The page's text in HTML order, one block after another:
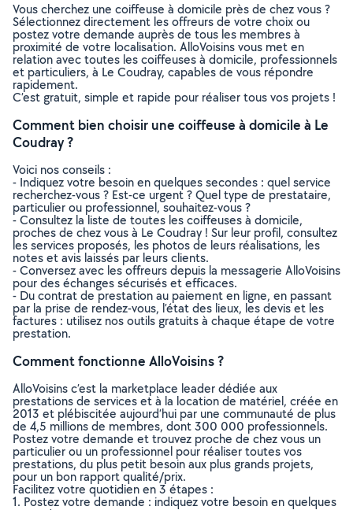
Vous cherchez une coiffeuse à domicile près de chez vous ?
Sélectionnez directement les offreurs de votre choix ou
postez votre demande auprès de tous les membres à
proximité de votre localisation. AlloVoisins vous met en
relation avec toutes les coiffeuses à domicile, professionnels
et particuliers, à Le Coudray, capables de vous répondre
rapidement.
C’est gratuit, simple et rapide pour réaliser tous vos projets !
Comment bien choisir une coiffeuse à domicile à Le
Coudray ?
Voici nos conseils :
- Indiquez votre besoin en quelques secondes : quel service
recherchez-vous ? Est-ce urgent ? Quel type de prestataire,
particulier ou professionnel, souhaitez-vous ?
- Consultez la liste de toutes les coiffeuses à domicile,
proches de chez vous à Le Coudray ! Sur leur profil, consultez
les services proposés, les photos de leurs réalisations, les
notes et avis laissés par leurs clients.
- Conversez avec les offreurs depuis la messagerie AlloVoisins
pour des échanges sécurisés et efficaces.
- Du contrat de prestation au paiement en ligne, en passant
par la prise de rendez-vous, l’état des lieux, les devis et les
factures : utilisez nos outils gratuits à chaque étape de votre
prestation.
Comment fonctionne AlloVoisins ?
AlloVoisins c’est la marketplace leader dédiée aux
prestations de services et à la location de matériel, créée en
2013 et plébiscitée aujourd’hui par une communauté de plus
de 4,5 millions de membres, dont 300 000 professionnels.
Postez votre demande et trouvez proche de chez vous un
particulier ou un professionnel pour réaliser toutes vos
prestations, du plus petit besoin aux plus grands projets,
pour un bon rapport qualité/prix.
Facilitez votre quotidien en 3 étapes :
1. Postez votre demande : indiquez votre besoin en quelques